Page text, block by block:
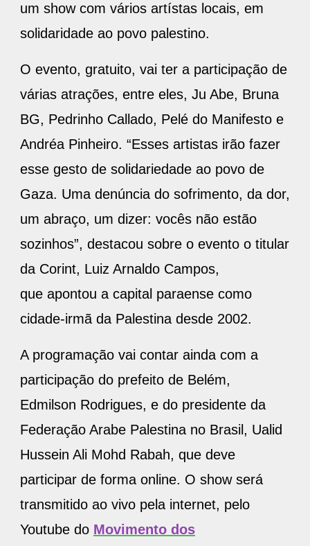
um show com vários artístas locais, em
solidaridade ao povo palestino.
O evento, gratuito, vai ter a participação de
várias atrações, entre eles, Ju Abe, Bruna
BG, Pedrinho Callado, Pelé do Manifesto e
Andréa Pinheiro. “Esses artistas irão fazer
esse gesto de solidariedade ao povo de
Gaza. Uma denúncia do sofrimento, da dor,
um abraço, um dizer: vocês não estão
sozinhos”, destacou sobre o evento o titular
da Corint, Luiz Arnaldo Campos,
que apontou a capital paraense como
cidade-irmã da Palestina desde 2002.
A programação vai contar ainda com a
participação do prefeito de Belém,
Edmilson Rodrigues, e do presidente da
Federação Arabe Palestina no Brasil, Ualid
Hussein Ali Mohd Rabah, que deve
participar de forma online. O show será
transmitido ao vivo pela internet, pelo
Youtube do Movimento dos